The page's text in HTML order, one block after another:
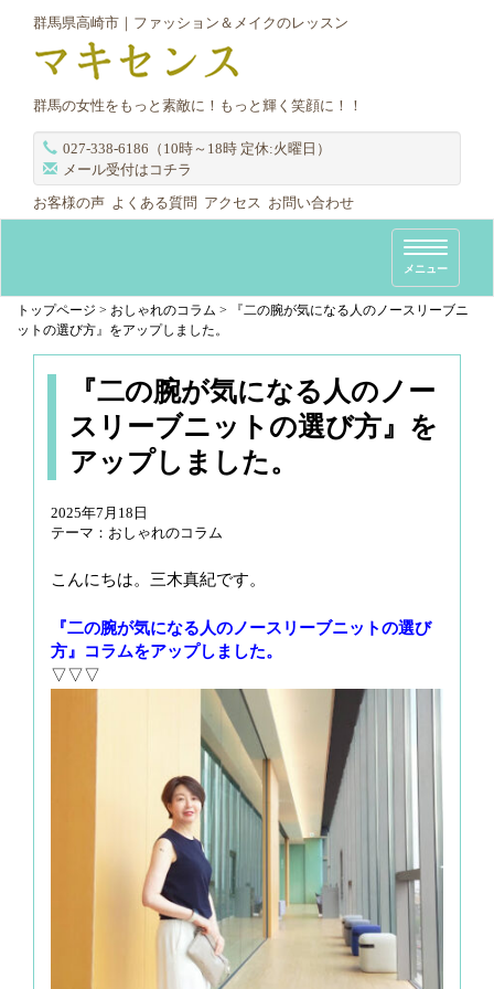
群馬県高崎市｜ファッション＆メイクのレッスン
群馬の女性をもっと素敵に！もっと輝く笑顔に！！
027-338-6186（10時～18時 定休:火曜日）
メール受付はコチラ
お客様の声 よくある質問 アクセス お問い合わせ
T
o
g
l
e
a
o
メニュー
トップページ > おしゃれのコラム >
『二の腕が気になる人のノースリーブニ
ットの選び方』をアップしました。
『二の腕が気になる人のノー
スリーブニットの選び方』を
アップしました。
2025年7月18日
テーマ： おしゃれのコラム
こんにちは。三木真紀です。
『二の腕が気になる人のノースリーブニットの選び
方』コラムをアップしました。
▽▽▽